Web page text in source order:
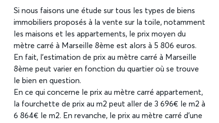
Si nous faisons une étude sur tous les types de biens
immobiliers proposés à la vente sur la toile, notamment
les maisons et les appartements, le prix moyen du
mètre carré à Marseille 8ème est alors à 5 806 euros.
En fait, l’estimation de prix au mètre carré à Marseille
8ème peut varier en fonction du quartier où se trouve
le bien en question.
En ce qui concerne le prix au mètre carré appartement,
la fourchette de prix au m2 peut aller de 3 696€ le m2 à
6 864€ le m2. En revanche, le prix au mètre carré d’une